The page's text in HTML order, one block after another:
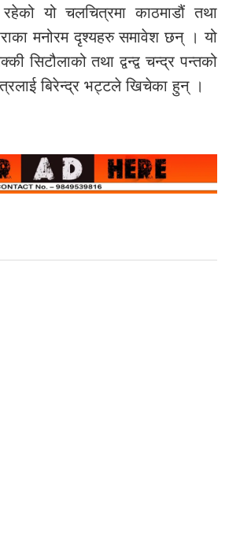
यो चलचित्रमा काठमाडौं तथा
मनोरम दृश्यहरु समावेश छन् । यो
सिटौलाको तथा द्वन्द्व चन्द्र पन्तको
बिरेन्द्र भट्टले खिचेका हुन् ।